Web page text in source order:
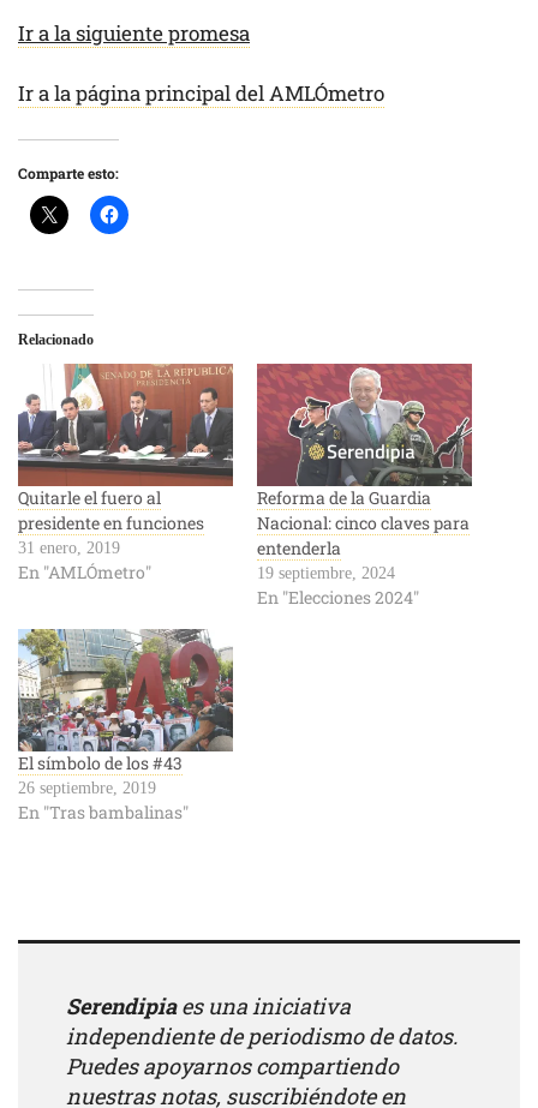
Ir a la siguiente promesa
Ir a la página principal del AMLÓmetro
Comparte esto:
Relacionado
Quitarle el fuero al
presidente en funciones
31 enero, 2019
En "AMLÓmetro"
Reforma de la Guardia
Nacional: cinco claves para
entenderla
19 septiembre, 2024
En "Elecciones 2024"
El símbolo de los #43
26 septiembre, 2019
En "Tras bambalinas"
Serendipiaes una iniciativa
independiente de periodismo de datos.
Puedes apoyarnos compartiendo
nuestras notas, suscribiéndote en